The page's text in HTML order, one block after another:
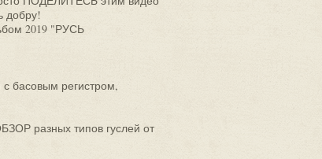
добру!
2019 "РУСЬ
басовым регистром,
разных типов гуслей от